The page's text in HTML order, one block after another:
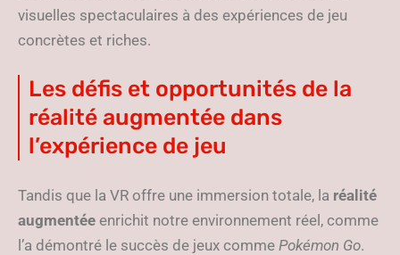
visuelles spectaculaires à des expériences de jeu
concrètes et riches.
Les défis et opportunités de la
réalité augmentée dans
l’expérience de jeu
Tandis que la VR offre une immersion totale, la réalité
augmentée enrichit notre environnement réel, comme
l’a démontré le succès de jeux comme Pokémon Go.